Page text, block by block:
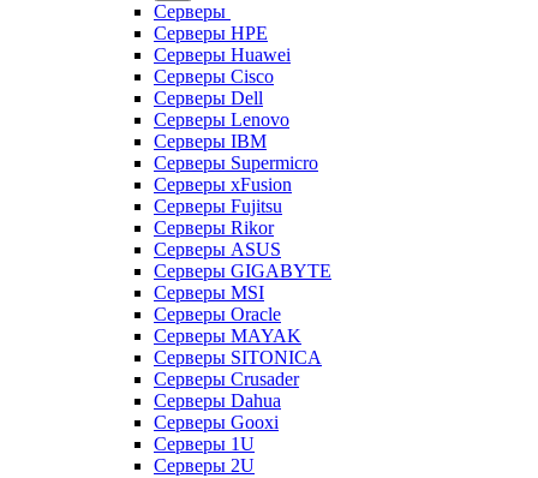
Серверы
Серверы HPE
Серверы Huawei
Серверы Cisco
Серверы Dell
Серверы Lenovo
Серверы IBM
Серверы Supermicro
Серверы xFusion
Серверы Fujitsu
Серверы Rikor
Серверы ASUS
Серверы GIGABYTE
Серверы MSI
Серверы Oracle
Серверы MAYAK
Серверы SITONICA
Серверы Crusader
Серверы Dahua
Серверы Gooxi
Серверы 1U
Серверы 2U